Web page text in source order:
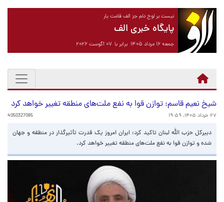
نیست بر لوح دلم جز الف قامت یار
پایگاه خبری الف
جمعه ۱۶ مرداد ۱۴۰۵ برابر با ۰۷ آگوست ۲۰۲۶
شیخ نعیم قاسم: توازن قوا به نفع ملت‌های منطقه تغییر خواهد کرد
۲۷ خرداد ۱۴۰۵، ۱۹:۵۹ 4050327085
دبیرکل حزب الله لبنان تاکید کرد: ایران امروز یک قدرت تأثیرگذار در منطقه و جهان
شده و توازن قوا به نفع ملت‌های منطقه تغییر خواهد کرد.